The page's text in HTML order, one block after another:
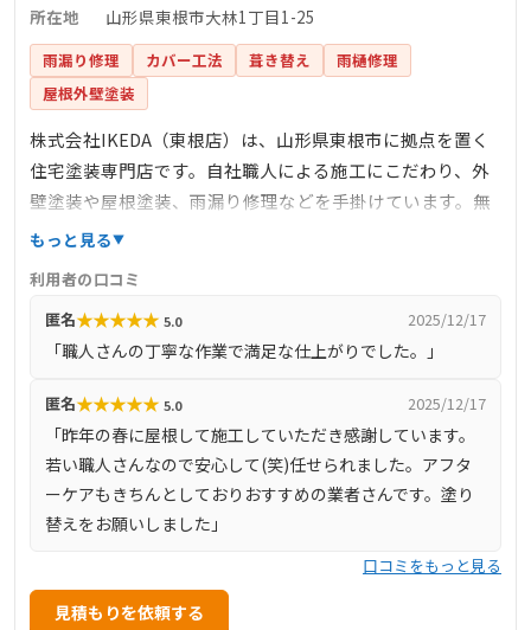
所在地
山形県東根市大林1丁目1-25
雨漏り修理 カバー工法 葺き替え
雨樋修理
屋根外壁塗装
株式会社IKEDA（東根店）は、山形県東根市に拠点を置く
住宅塗装専門店です。自社職人による施工にこだわり、外
壁塗装や屋根塗装、雨漏り修理などを手掛けています。無
料診断やリフォーム補助金の相談にも対応しており、地域
もっと見る
利用者の口コミ
匿名★★★★★ 5.0 2025/12/17
「職人さんの丁寧な作業で満足な仕上がりでした。」
匿名★★★★★ 5.0 2025/12/17
「昨年の春に屋根して施工していただき感謝しています。
若い職人さんなので安心して(笑)任せられました。アフタ
ーケアもきちんとしておりおすすめの業者さんです。塗り
替えをお願いしました」
口コミをもっと見る
見積もりを依頼する